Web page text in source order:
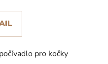
pro kočky